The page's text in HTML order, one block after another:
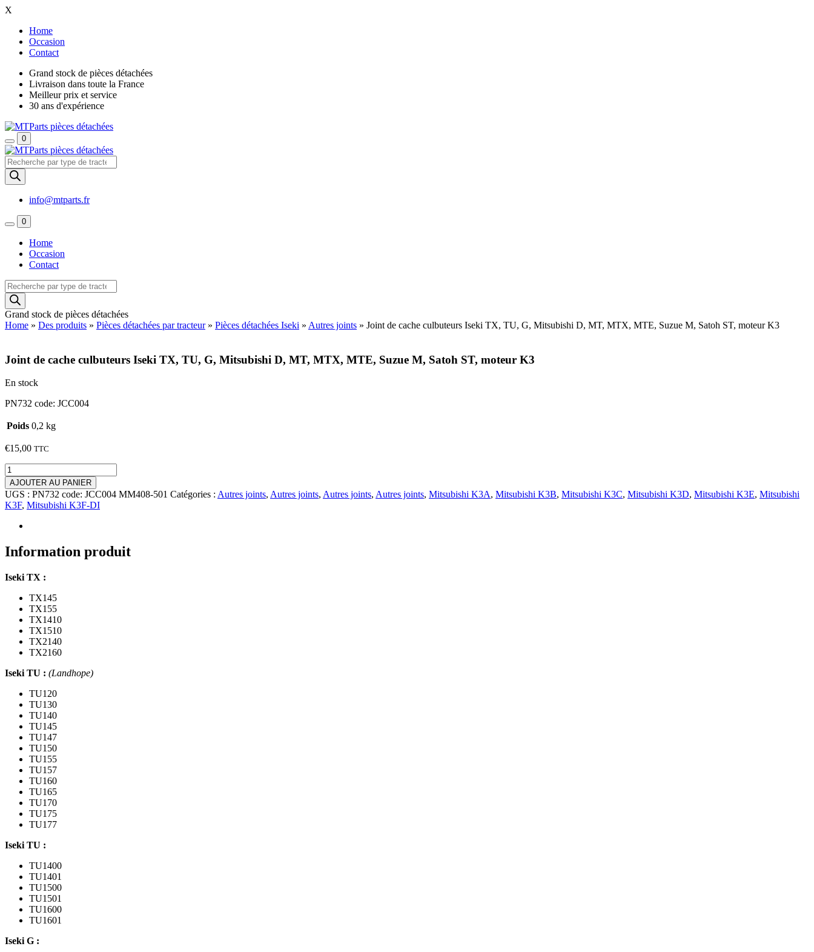
X
Home
Occasion
Contact
Grand stock de pièces détachées
Livraison dans toute la France
Meilleur prix et service
30 ans d'expérience
0
Recherche
de
produits
info@mtparts.fr
0
Home
Occasion
Contact
Recherche
de
produits
Grand stock de pièces détachées
Home » Des produits » Pièces détachées par tracteur» Pièces détachées Iseki » Autres joints » Joint de cache culbuteurs Iseki TX, TU, G, Mitsubishi D, MT, MTX, MTE, Suzue M, Satoh ST, moteur K3
Joint de cache culbuteurs Iseki TX, TU, G, Mitsubishi D, MT, MTX, MTE, Suzue M, Satoh ST, moteur K3
En stock
PN732 code: JCC004
Poids 0,2 kg
€15,00 TTC
quantité
de
Joint
de
cache
culbuteurs
TX,
TU,
Mitsubishi
MT,
MTX,
MTE,
Suzue
Satoh
moteur
AJOUTER AU PANIER
UGS : PN732 code: JCC004 MM408-501 Catégories : Autres joints, Autres joints, Autres joints, Autres joints, Mitsubishi K3A, Mitsubishi K3B, Mitsubishi K3C, Mitsubishi K3D, Mitsubishi K3E, Mitsubishi
K3F, Mitsubishi K3F-DI
Information produit
Iseki TX :
TX145
TX155
TX1410
TX1510
TX2140
TX2160
Iseki TU : (Landhope)
TU120
TU130
TU140
TU145
TU147
TU150
TU155
TU157
TU160
TU165
TU170
TU175
TU177
Iseki TU :
TU1400
TU1401
TU1500
TU1501
TU1600
TU1601
Iseki G :